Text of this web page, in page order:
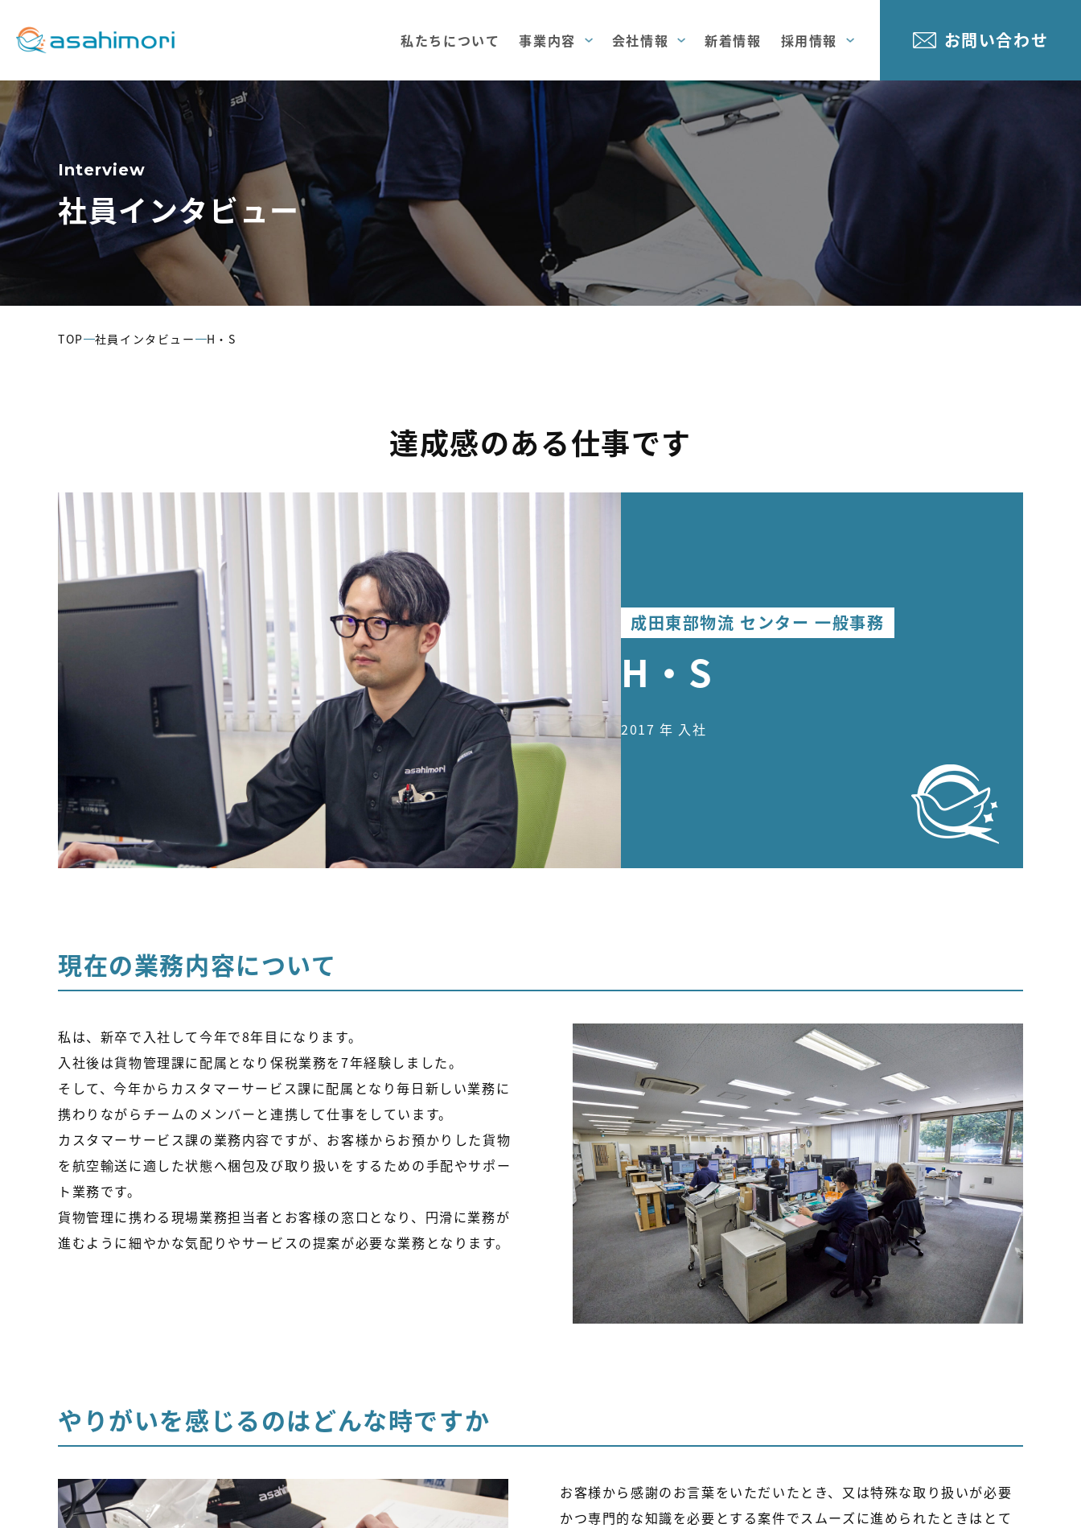
私たちについて 事業内容
Business
事業内容
航空貨物取扱事業 工場内請負事業 輸送事業
会社情報
会社情報
代表挨拶 沿革 会社概要
新着情報 採用情報
Recruitment
採用情報
新卒採用 キャリア採用 社員インタビュー
お問い合わせ
Interview
社員インタビュー
TOP 社員インタビュー H・S
達成感のある仕事です
成田東部物流 センター 一般事務
H・S
2017 年 入社
現在の業務内容について
私は、新卒で入社して今年で8年目になります。
入社後は貨物管理課に配属となり保税業務を7年経験しました。
そして、今年からカスタマーサービス課に配属となり毎日新しい業務に
携わりながらチームのメンバーと連携して仕事をしています。
カスタマーサービス課の業務内容ですが、お客様からお預かりした貨物
を航空輸送に適した状態へ梱包及び取り扱いをするための手配やサポー
ト業務です。
貨物管理に携わる現場業務担当者とお客様の窓口となり、円滑に業務が
進むように細やかな気配りやサービスの提案が必要な業務となります。
やりがいを感じるのはどんな時ですか
お客様から感謝のお言葉をいただいたとき、又は特殊な取り扱いが必要
かつ専門的な知識を必要とする案件でスムーズに進められたときはとて